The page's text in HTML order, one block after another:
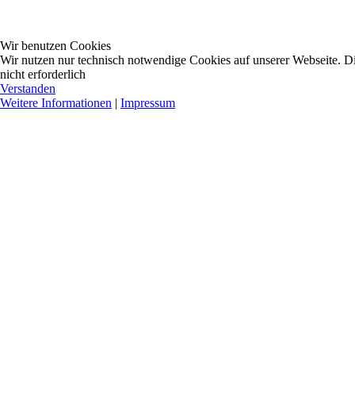
Wir benutzen Cookies
Wir nutzen nur technisch notwendige Cookies auf unserer Webseite.
nicht erforderlich
Verstanden
Weitere Informationen | Impressum